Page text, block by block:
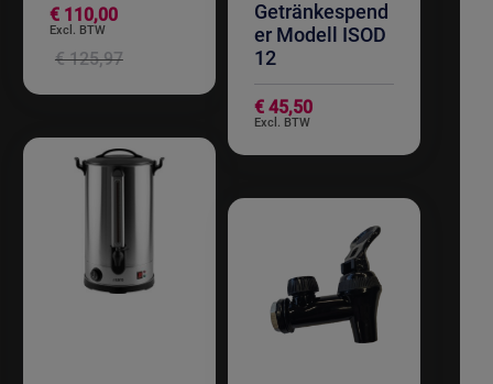
Price
€ 110,00
€ 125,97
Getränkespend
er Modell ISOD
12
€ 45,50